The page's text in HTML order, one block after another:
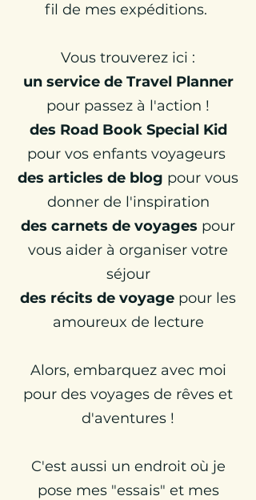
fil de mes expéditions.
Vous trouverez ici :
un service de Travel Planner
pour passez à l'action !
des Road Book Special Kid
pour vos enfants voyageurs
des articles de blog pour vous
donner de l'inspiration
des carnets de voyages pour
vous aider à organiser votre
séjour
des récits de voyage pour les
amoureux de lecture
Alors, embarquez avec moi
pour des voyages de rêves et
d'aventures !
C'est aussi un endroit où je
pose mes "essais" et mes